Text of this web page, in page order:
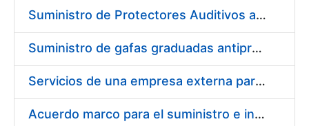
Suministro de Protectores Auditivos a medida para las personas trabajadoras de los Centros de Trabajo de Madrid y Burgos
Suministro de gafas graduadas antiproyecciones para los trabajadores de la FNMT-RCM en los centros de trabajo de Madrid y Burgos
Servicios de una empresa externa para el asesoramiento y resolución de los recursos de alzada que se presentan relacionados con procesos de selección para la FNMT-RCM
Acuerdo marco para el suministro e instalación de persianas, estores y otros complementos